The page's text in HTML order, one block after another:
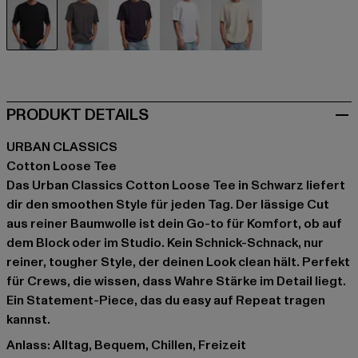
PRODUKT DETAILS
URBAN CLASSICS
Cotton Loose Tee
Das Urban Classics Cotton Loose Tee in Schwarz liefert
dir den smoothen Style für jeden Tag. Der lässige Cut
aus reiner Baumwolle ist dein Go-to für Komfort, ob auf
dem Block oder im Studio. Kein Schnick-Schnack, nur
reiner, tougher Style, der deinen Look clean hält. Perfekt
für Crews, die wissen, dass Wahre Stärke im Detail liegt.
Ein Statement-Piece, das du easy auf Repeat tragen
kannst.
Anlass: Alltag, Bequem, Chillen, Freizeit